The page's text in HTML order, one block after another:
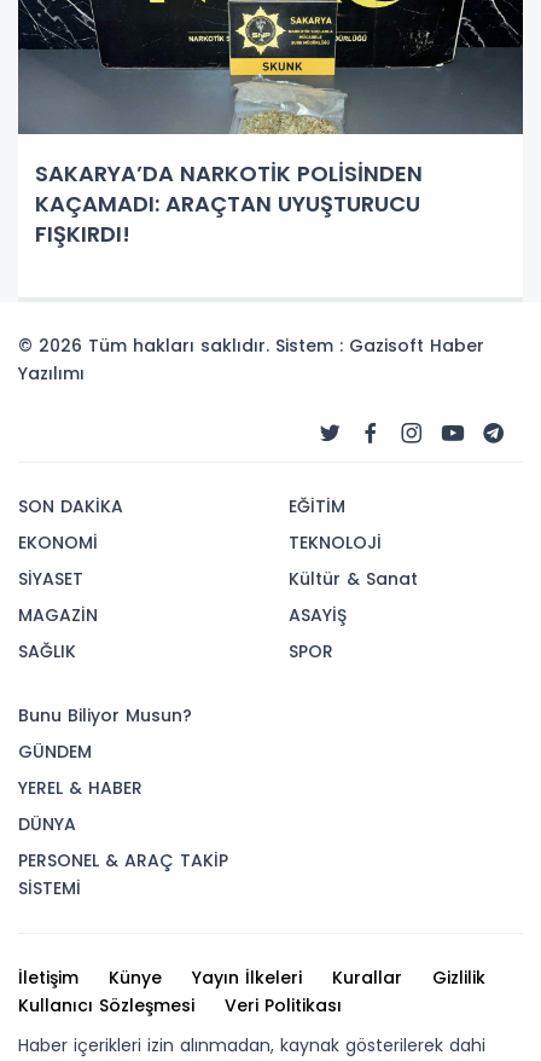
SAKARYA’DA NARKOTİK POLİSİNDEN
KAÇAMADI: ARAÇTAN UYUŞTURUCU
FIŞKIRDI!
© 2026 Tüm hakları saklıdır. Sistem : Gazisoft Haber
Yazılımı
SON DAKİKA
EKONOMİ
SİYASET
MAGAZİN
SAĞLIK
EĞİTİM
TEKNOLOJİ
Kültür & Sanat
ASAYİŞ
SPOR
Bunu Biliyor Musun?
GÜNDEM
YEREL & HABER
DÜNYA
PERSONEL & ARAÇ TAKİP
SİSTEMİ
İletişim Künye Yayın İlkeleri Kurallar
Gizlilik
Kullanıcı Sözleşmesi
Veri Politikası
Haber içerikleri izin alınmadan, kaynak gösterilerek dahi